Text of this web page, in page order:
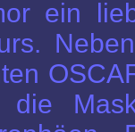
ein
die